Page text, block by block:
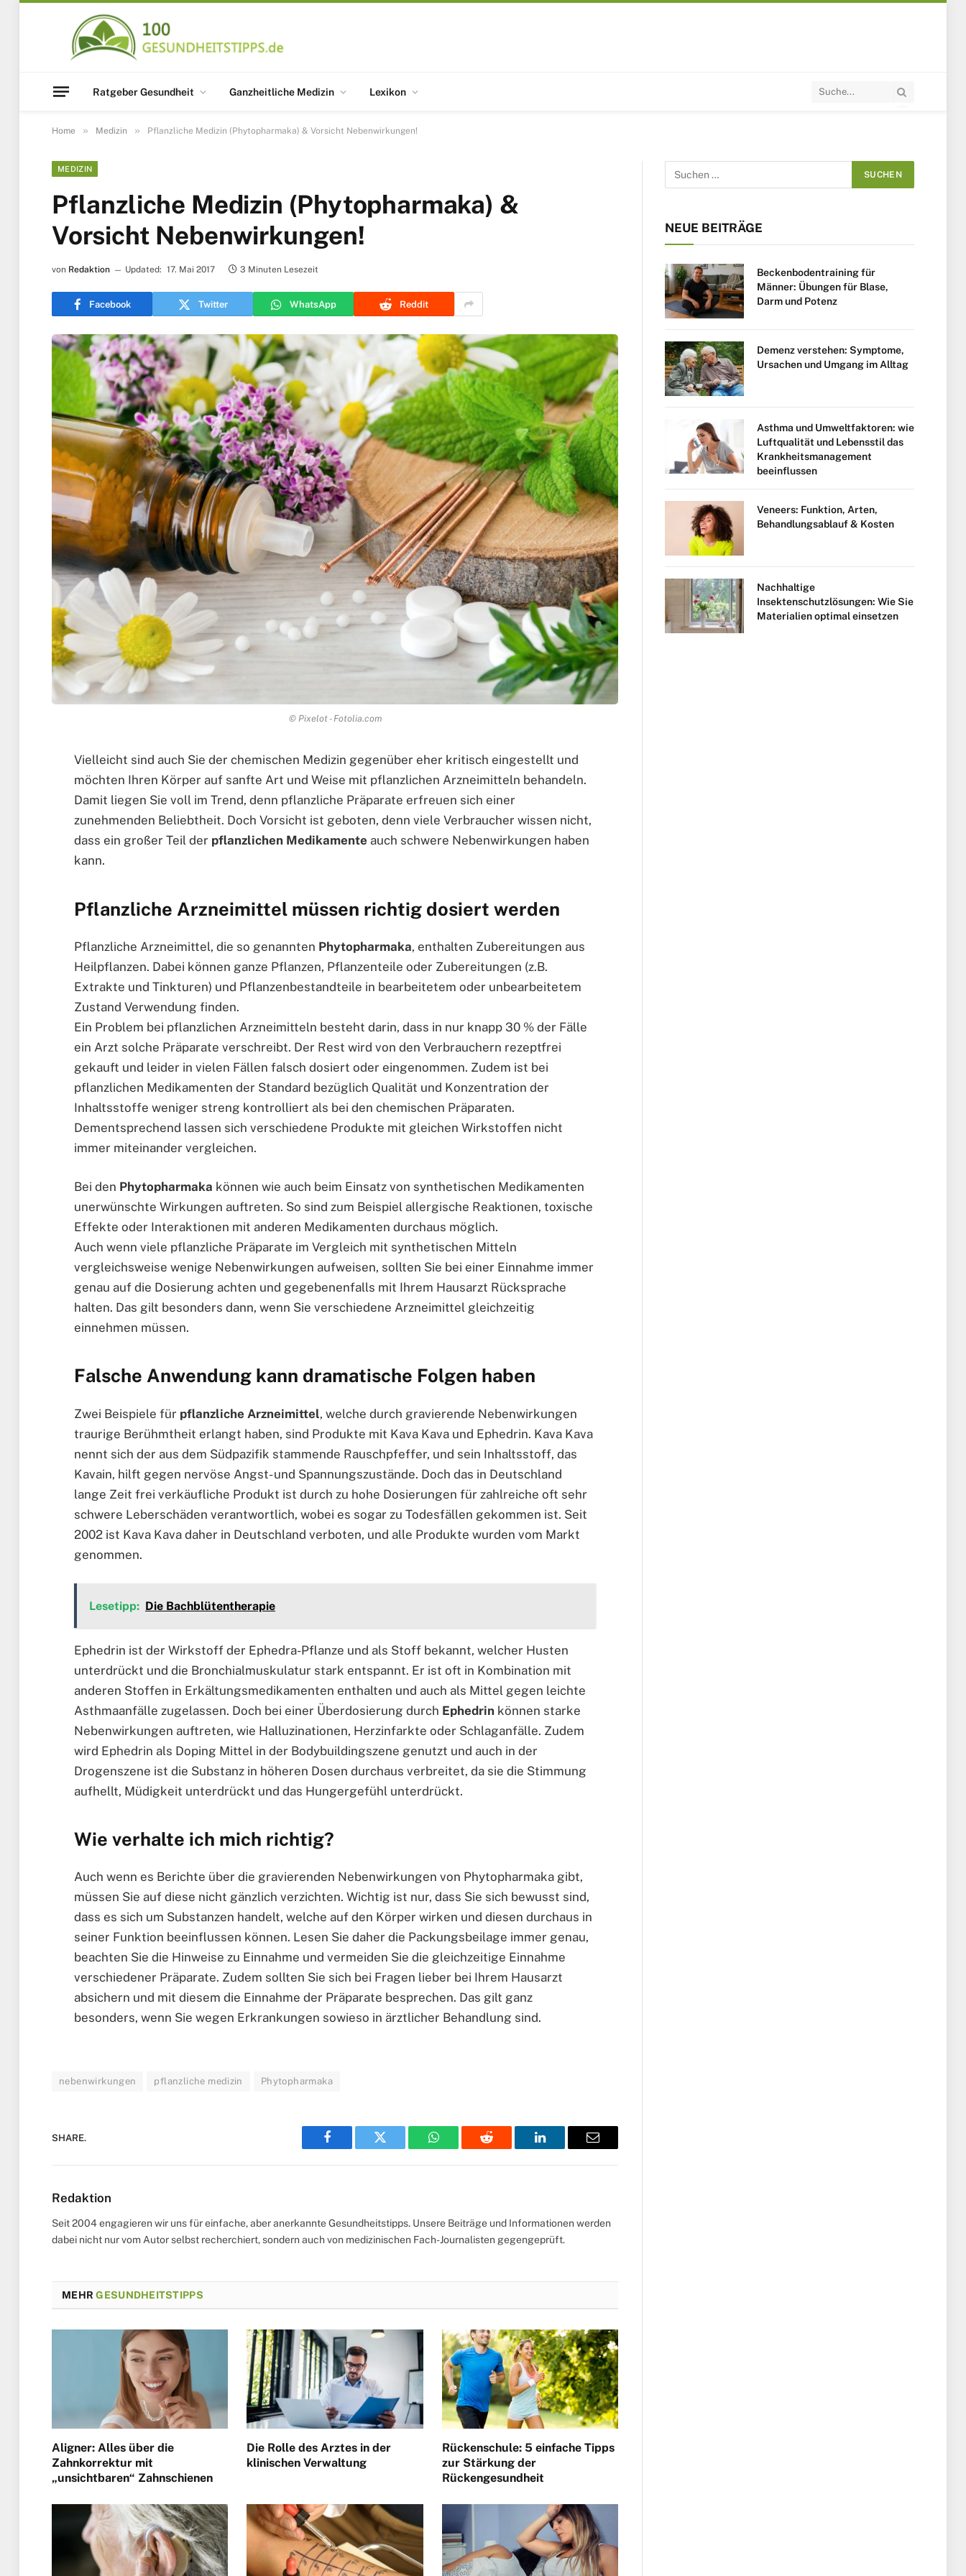
Ratgeber Gesundheit Ganzheitliche Medizin Lexikon
Home » Medizin » Pflanzliche Medizin (Phytopharmaka) & Vorsicht Nebenwirkungen!
MEDIZIN
Pflanzliche Medizin (Phytopharmaka) &
Vorsicht Nebenwirkungen!
von Redaktion Updated: 17. Mai 2017 3 Minuten Lesezeit
Facebook Twitter WhatsApp Reddit
© Pixelot - Fotolia.com
Vielleicht sind auch Sie der chemischen Medizin gegenüber eher kritisch eingestellt und
möchten Ihren Körper auf sanfte Art und Weise mit pflanzlichen Arzneimitteln behandeln.
Damit liegen Sie voll im Trend, denn pflanzliche Präparate erfreuen sich einer
zunehmenden Beliebtheit. Doch Vorsicht ist geboten, denn viele Verbraucher wissen nicht,
dass ein großer Teil der pflanzlichen Medikamente auch schwere Nebenwirkungen haben
kann.
Pflanzliche Arzneimittel müssen richtig dosiert werden
Pflanzliche Arzneimittel, die so genannten Phytopharmaka, enthalten Zubereitungen aus
Heilpflanzen. Dabei können ganze Pflanzen, Pflanzenteile oder Zubereitungen (z.B.
Extrakte und Tinkturen) und Pflanzenbestandteile in bearbeitetem oder unbearbeitetem
Zustand Verwendung finden.
Ein Problem bei pflanzlichen Arzneimitteln besteht darin, dass in nur knapp 30 % der Fälle
ein Arzt solche Präparate verschreibt. Der Rest wird von den Verbrauchern rezeptfrei
gekauft und leider in vielen Fällen falsch dosiert oder eingenommen. Zudem ist bei
pflanzlichen Medikamenten der Standard bezüglich Qualität und Konzentration der
Inhaltsstoffe weniger streng kontrolliert als bei den chemischen Präparaten.
Dementsprechend lassen sich verschiedene Produkte mit gleichen Wirkstoffen nicht
immer miteinander vergleichen.
Bei den Phytopharmaka können wie auch beim Einsatz von synthetischen Medikamenten
unerwünschte Wirkungen auftreten. So sind zum Beispiel allergische Reaktionen, toxische
Effekte oder Interaktionen mit anderen Medikamenten durchaus möglich.
Auch wenn viele pflanzliche Präparate im Vergleich mit synthetischen Mitteln
vergleichsweise wenige Nebenwirkungen aufweisen, sollten Sie bei einer Einnahme immer
genau auf die Dosierung achten und gegebenenfalls mit Ihrem Hausarzt Rücksprache
halten. Das gilt besonders dann, wenn Sie verschiedene Arzneimittel gleichzeitig
einnehmen müssen.
Falsche Anwendung kann dramatische Folgen haben
Zwei Beispiele für pflanzliche Arzneimittel, welche durch gravierende Nebenwirkungen
traurige Berühmtheit erlangt haben, sind Produkte mit Kava Kava und Ephedrin. Kava Kava
nennt sich der aus dem Südpazifik stammende Rauschpfeffer, und sein Inhaltsstoff, das
Kavain, hilft gegen nervöse Angst- und Spannungszustände. Doch das in Deutschland
lange Zeit frei verkäufliche Produkt ist durch zu hohe Dosierungen für zahlreiche oft sehr
schwere Leberschäden verantwortlich, wobei es sogar zu Todesfällen gekommen ist. Seit
2002 ist Kava Kava daher in Deutschland verboten, und alle Produkte wurden vom Markt
genommen.
Lesetipp: Die Bachblütentherapie
Ephedrin ist der Wirkstoff der Ephedra-Pflanze und als Stoff bekannt, welcher Husten
unterdrückt und die Bronchialmuskulatur stark entspannt. Er ist oft in Kombination mit
anderen Stoffen in Erkältungsmedikamenten enthalten und auch als Mittel gegen leichte
Asthmaanfälle zugelassen. Doch bei einer Überdosierung durch Ephedrin können starke
Nebenwirkungen auftreten, wie Halluzinationen, Herzinfarkte oder Schlaganfälle. Zudem
wird Ephedrin als Doping Mittel in der Bodybuildingszene genutzt und auch in der
Drogenszene ist die Substanz in höheren Dosen durchaus verbreitet, da sie die Stimmung
aufhellt, Müdigkeit unterdrückt und das Hungergefühl unterdrückt.
Wie verhalte ich mich richtig?
Auch wenn es Berichte über die gravierenden Nebenwirkungen von Phytopharmaka gibt,
müssen Sie auf diese nicht gänzlich verzichten. Wichtig ist nur, dass Sie sich bewusst sind,
dass es sich um Substanzen handelt, welche auf den Körper wirken und diesen durchaus in
seiner Funktion beeinflussen können. Lesen Sie daher die Packungsbeilage immer genau,
beachten Sie die Hinweise zu Einnahme und vermeiden Sie die gleichzeitige Einnahme
verschiedener Präparate. Zudem sollten Sie sich bei Fragen lieber bei Ihrem Hausarzt
absichern und mit diesem die Einnahme der Präparate besprechen. Das gilt ganz
besonders, wenn Sie wegen Erkrankungen sowieso in ärztlicher Behandlung sind.
nebenwirkungen pflanzliche medizin Phytopharmaka
SHARE.
Facebook Twitter WhatsAppReddit LinkedIn Email
Redaktion
Seit 2004 engagieren wir uns für einfache, aber anerkannte Gesundheitstipps. Unsere Beiträge und Informationen werden
dabei nicht nur vom Autor selbst recherchiert, sondern auch von medizinischen Fach-Journalisten gegengeprüft.
MEHRGESUNDHEITSTIPPS
Aligner: Alles über die
Zahnkorrektur mit
„unsichtbaren“ Zahnschienen
Die Rolle des Arztes in der
klinischen Verwaltung
Rückenschule: 5 einfache Tipps
zur Stärkung der
Rückengesundheit
NEUE BEITRÄGE
Beckenbodentraining für
Männer: Übungen für Blase,
Darm und Potenz
Demenz verstehen: Symptome,
Ursachen und Umgang im Alltag
Asthma und Umweltfaktoren: wie
Luftqualität und Lebensstil das
Krankheitsmanagement
beeinflussen
Veneers: Funktion, Arten,
Behandlungsablauf & Kosten
Nachhaltige
Insektenschutzlösungen: Wie Sie
Materialien optimal einsetzen